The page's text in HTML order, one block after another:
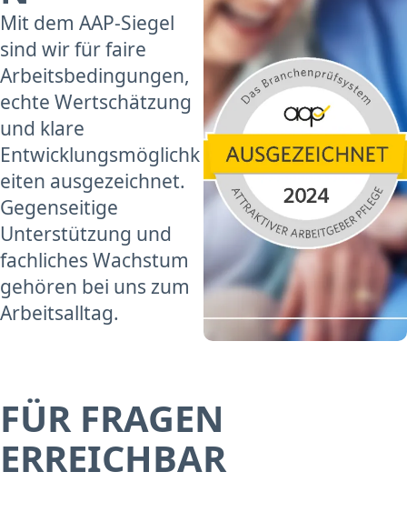
Mit dem AAP-Siegel
sind wir für faire
Arbeitsbedingungen,
echte Wertschätzung
und klare
Entwicklungsmöglichk
eiten ausgezeichnet.
Gegenseitige
Unterstützung und
fachliches Wachstum
gehören bei uns zum
Arbeitsalltag.
FÜR FRAGEN
ERREICHBAR